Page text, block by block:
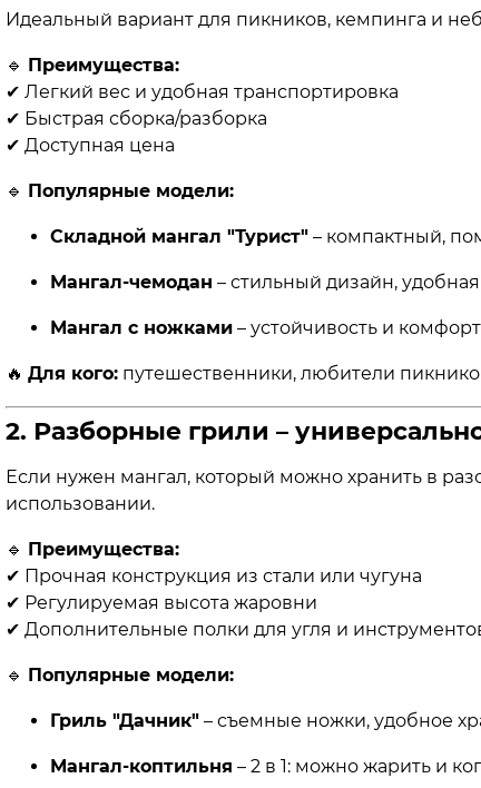
Идеальный вариант для пикников, кемпинга и
🔹 Преимущества:
✔ Легкий вес и удобная транспортировка
✔ Быстрая сборка/разборка
✔ Доступная цена
🔹 Популярные модели:
Складной мангал "Турист" – компактный,
Мангал-чемодан – стильный дизайн,
Мангал с ножками – устойчивость и
🔥 Для кого: путешественники, любители
2. Разборные грили –
Если нужен мангал, который можно хранить в
использовании.
🔹 Преимущества:
✔ Прочная конструкция из стали или чугуна
✔ Регулируемая высота жаровни
✔ Дополнительные полки для угля и
🔹 Популярные модели:
Гриль "Дачник" – съемные ножки, удобное
Мангал-коптильня – 2 в 1: можно жарить и